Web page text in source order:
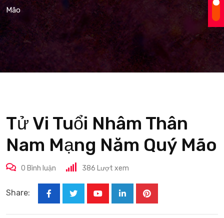
Mão
Tử Vi Tuổi Nhâm Thân
Nam Mạng Năm Quý Mão
0 Bình luận 386 Lượt xem
Share:
LinkedInPinterest